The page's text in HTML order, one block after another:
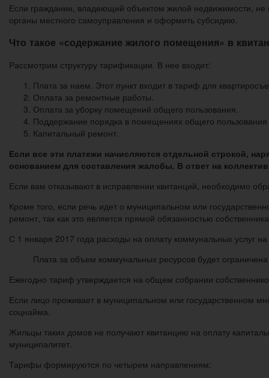
Если гражданин, владеющий объектом жилой недвижимости, не
органы местного самоуправления и оформить субсидию.
Что такое «содержание жилого помещения» в
Рассмотрим структуру тарификации. В нее входит:
Плата за наем. Этот пункт входит в тариф для
Оплата за ремонтные работы.
Оплата за уборку помещений общего пользования.
Поддержание порядка в помещениях общего
Капитальный ремонт.
Если все эти платежи начисляются отдельной строкой,
основанием для составления жалобы. В ответ на
Если вам отказывают в исправлении квитанций, необходимо
Кроме того, если речь идет о муниципальном или
ремонт, так как это является прямой обязанностью
С 1 января 2017 года расходы на оплату коммунальных
Плата за объем коммунальных ресурсов будет
Ежегодно тариф утверждается на общем собрании
Если лицо проживает в муниципальном или государственном
соцнайма.
Жильцы таких домов не получают квитанцию на оплату
муниципалитет.
Тарифы формируются по четырем направлениям: